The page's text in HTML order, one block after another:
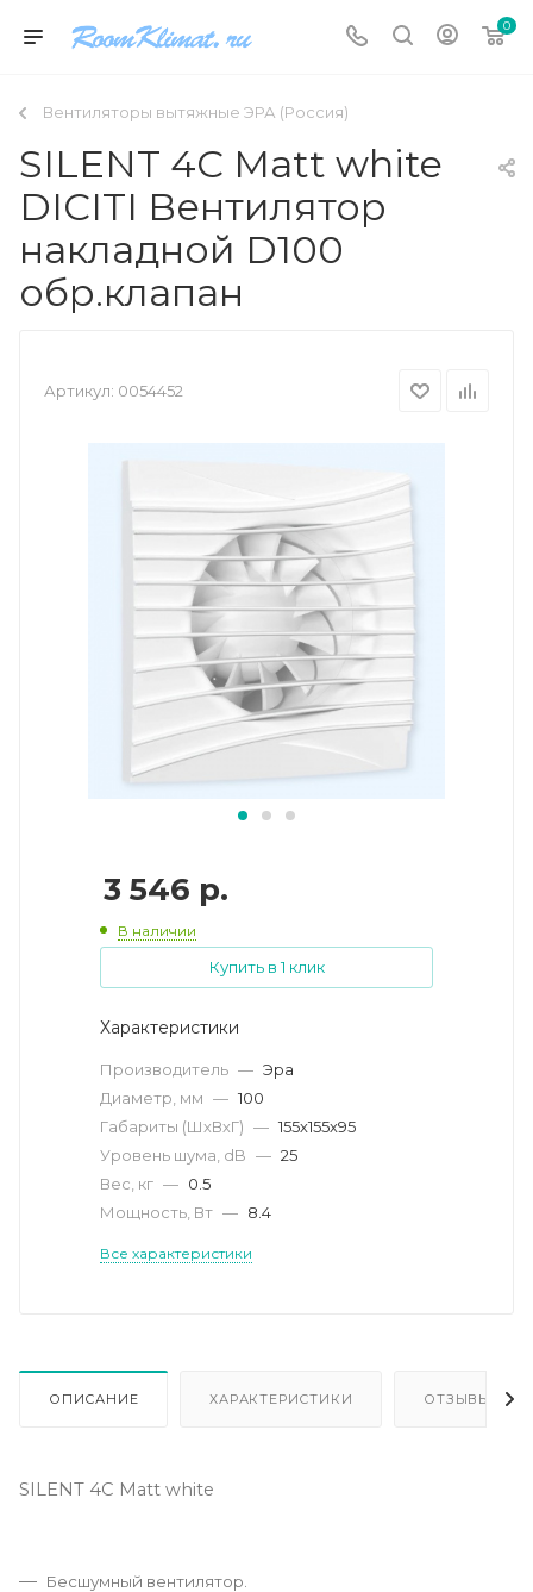
0
Вентиляторы вытяжные ЭРА (Россия)
SILENT 4C Matt white
DICITI Вентилятор
накладной D100
обр.клапан
Артикул: 0054452
3 546 р.
В наличии
Купить в 1 клик
Характеристики
Производитель — Эра
Диаметр, мм — 100
Габариты (ШхВхГ) — 155х155х95
Уровень шума, dB — 25
Вес, кг — 0.5
Мощность, Вт — 8.4
Все характеристики
ОПИСАНИЕ ХАРАКТЕРИСТИКИ ОТЗЫВЫ
SILENT 4C Matt white
Бесшумный вентилятор.